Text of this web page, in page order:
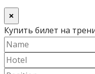
×
Купить билет на